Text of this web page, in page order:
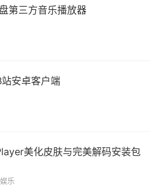
第三方音乐播放器
安卓客户端
美化皮肤与完美解码安装包
乐